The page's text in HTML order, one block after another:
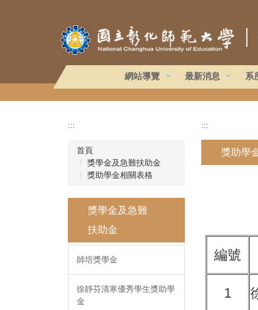
區
｜
網站導覽 最新消息 系
:::
首頁
獎學金及急難扶助金
獎助學金相關表格
獎學金及急難
扶助金
師培獎學金
徐靜芬清寒優秀學生獎助學
金
:::
獎助學
編號
1